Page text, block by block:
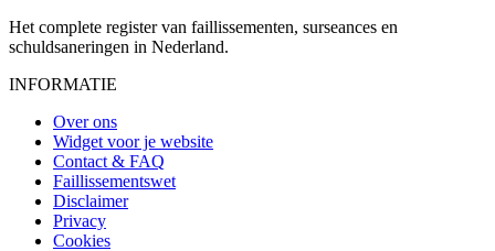
Het complete register van faillissementen, surseances en
schuldsaneringen in Nederland.
INFORMATIE
Over ons
Widget voor je website
Contact & FAQ
Faillissementswet
Disclaimer
Privacy
Cookies